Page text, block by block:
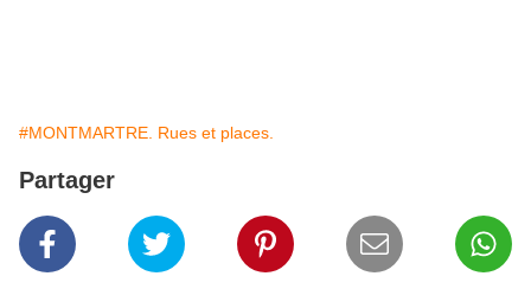
#MONTMARTRE. Rues et places.
Partager